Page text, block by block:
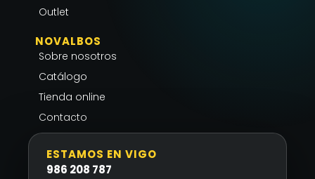
Outlet
NOVALBOS
Sobre nosotros
Catálogo
Tienda online
Contacto
ESTAMOS EN VIGO
986 208 787